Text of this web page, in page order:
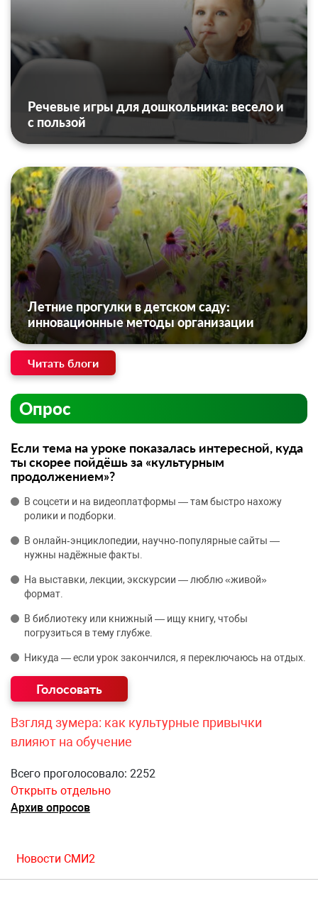
Речевые игры для дошкольника: весело и
с пользой
Летние прогулки в детском саду:
инновационные методы организации
Читать блоги
Опрос
Если тема на уроке показалась интересной, куда
ты скорее пойдёшь за «культурным
продолжением»?
В соцсети и на видеоплатформы — там быстро нахожу
ролики и подборки.
В онлайн‑энциклопедии, научно‑популярные сайты —
нужны надёжные факты.
На выставки, лекции, экскурсии — люблю «живой»
формат.
В библиотеку или книжный — ищу книгу, чтобы
погрузиться в тему глубже.
Никуда — если урок закончился, я переключаюсь на отдых.
Взгляд зумера: как культурные привычки
влияют на обучение
Всего проголосовало: 2252
Открыть отдельно
Архив опросов
Новости СМИ2